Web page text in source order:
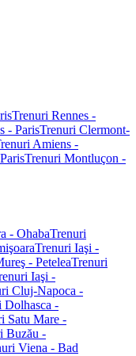
Trenuri Rennes -
- ParisTrenuri Clermont-
Amiens -
Trenuri Montluçon -
- OhabaTrenuri
Trenuri Iaşi -
- PeteleaTrenuri
Iaşi -
Cluj-Napoca -
Dolhasca -
Satu Mare -
Buzău -
Viena - Bad